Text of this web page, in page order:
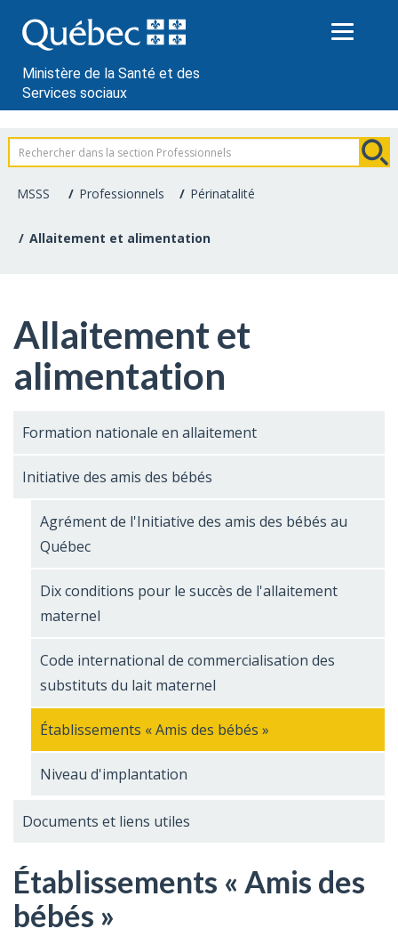
au
contenu
Ministère de la Santé et des
Services sociaux
Information
pour
les
de
la
santé
MSSS Professionnels Périnatalité
Allaitement et alimentation
Allaitement et
alimentation
Formation nationale en allaitement
Initiative des amis des bébés
Agrément de l'Initiative des amis des bébés au
Québec
Dix conditions pour le succès de l'allaitement
maternel
Code international de commercialisation des
substituts du lait maternel
Établissements « Amis des bébés »
Niveau d'implantation
Documents et liens utiles
Établissements « Amis des
bébés »